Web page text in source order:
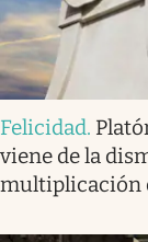
Felicidad.
viene de la
multiplicación